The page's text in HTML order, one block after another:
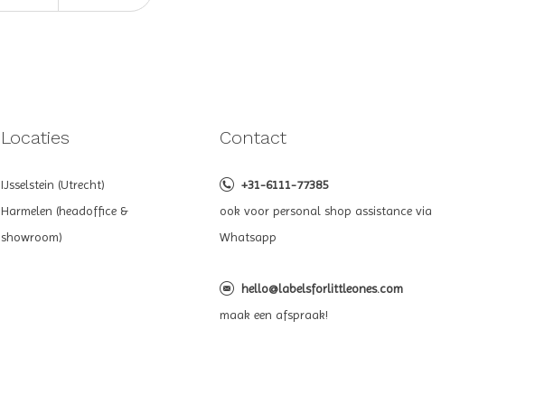
Locaties
IJsselstein (Utrecht)
Harmelen (headoffice &
showroom)
Contact
+31-6111-77385
ook voor personal shop assistance via
Whatsapp
hello@labelsforlittleones.com
maak een afspraak!